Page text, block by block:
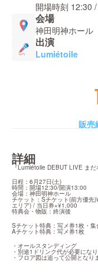
開場時刻 12:30
会場
神田明神ホール
出演
Lumiétoile
販売
詳細
『Lumiétoile DEBUT LIVE まだ
日程：6月27日(土)
時間：開場12:30/開演13:00
会場：神田明神ホール
チケット：Sチケット(前方優
エリア) / 当日券+¥1,000
特典会・物販：終演後
Sチケット特典：写メ券1枚・
Aチケット特典：写メ券1枚
・オールスタンディング
・別途1ドリンク代が必要にな
・フロア図は追って公開となり